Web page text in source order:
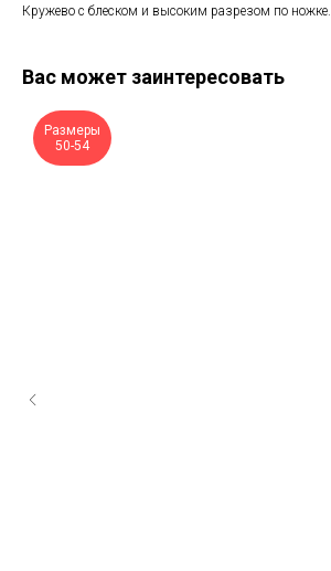
Кружево с блеском и высоким разрезом по ножке.
Вас может заинтересовать
Размеры
50-54